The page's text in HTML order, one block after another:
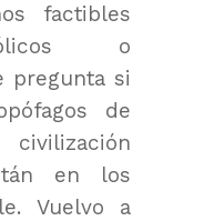
factibles
o
pregunta si
de
en los
Vuelvo a